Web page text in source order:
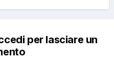
per lasciare un